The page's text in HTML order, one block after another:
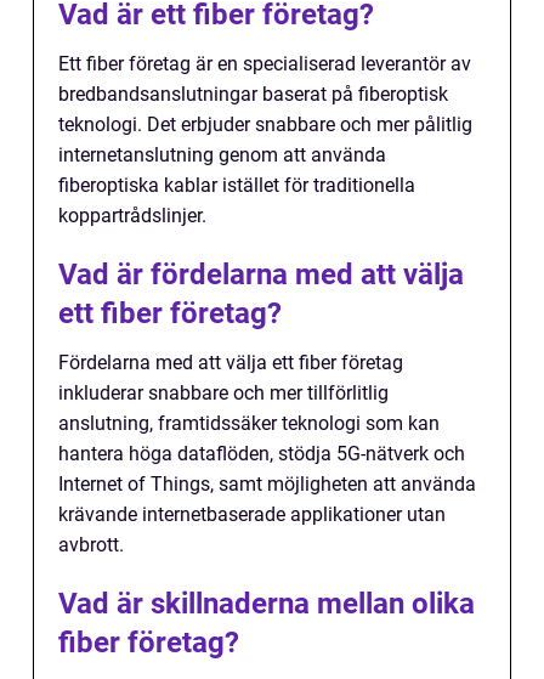
Vad är ett fiber företag?
Ett fiber företag är en specialiserad leverantör av
bredbandsanslutningar baserat på fiberoptisk
teknologi. Det erbjuder snabbare och mer pålitlig
internetanslutning genom att använda
fiberoptiska kablar istället för traditionella
koppartrådslinjer.
Vad är fördelarna med att välja
ett fiber företag?
Fördelarna med att välja ett fiber företag
inkluderar snabbare och mer tillförlitlig
anslutning, framtidssäker teknologi som kan
hantera höga dataflöden, stödja 5G-nätverk och
Internet of Things, samt möjligheten att använda
krävande internetbaserade applikationer utan
avbrott.
Vad är skillnaderna mellan olika
fiber företag?